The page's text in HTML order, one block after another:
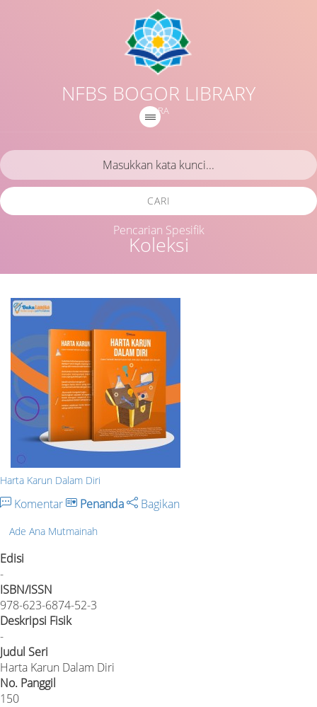
NFBS BOGOR LIBRARY
IQRA
Koleksi
CARI
Pencarian Spesifik
Harta Karun Dalam Diri
Komentar Penanda Bagikan
Ade Ana Mutmainah
Edisi
-
ISBN/ISSN
978-623-6874-52-3
Deskripsi Fisik
-
Judul Seri
Harta Karun Dalam Diri
No. Panggil
150